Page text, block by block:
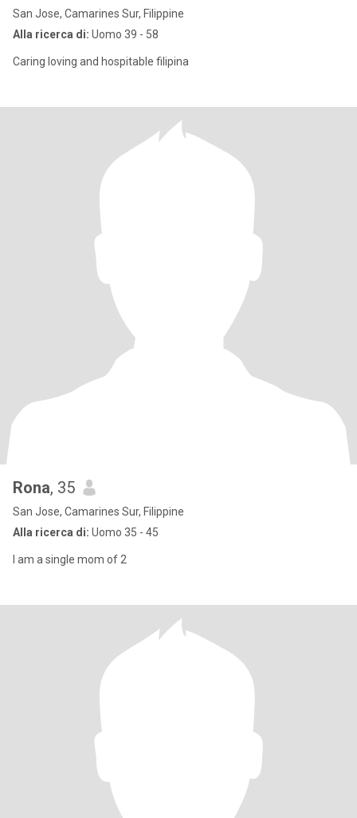
San Jose, Camarines Sur, Filippine
Alla ricerca di: Uomo 39 - 58
Caring loving and hospitable filipina
Rona, 35
San Jose, Camarines Sur, Filippine
Alla ricerca di: Uomo 35 - 45
I am a single mom of 2